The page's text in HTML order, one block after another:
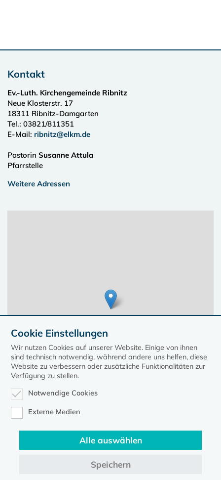
Kontakt
Ev.-Luth. Kirchengemeinde Ribnitz
Neue Klosterstr. 17
18311 Ribnitz-Damgarten
Tel.: 03821/811351
E-Mail: ribnitz@elkm.de
Pastorin Susanne Attula
Pfarrstelle
Weitere Adressen
Diese Seite gehört zum Portalkirche-mv.de
Evangelische Kirche in Mecklenburg-Vorpommern © 2026
Cookie Einstellungen
Wir nutzen Cookies auf unserer Website. Einige von ihnen
sind technisch notwendig, während andere uns helfen, diese
Website zu verbessern oder zusätzliche Funktionalitäten zur
Verfügung zu stellen.
Notwendige Cookies
Externe Medien
Alle auswählen
Speichern